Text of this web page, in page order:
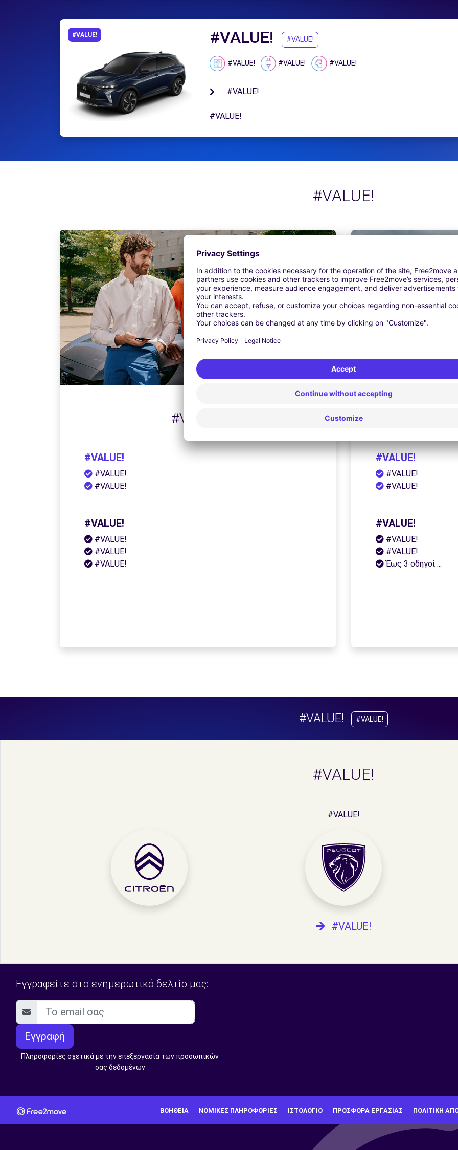
#VALUE! #VALUE! #VALUE!
#VALUE! #VALUE! #VALUE!
#VALUE!
#VALUE!
#VALUE!
#VALUE!
#VALUE!
#VALUE!
#VALUE!
#VALUE!
#VALUE!
#VALUE!
#VALUE!
#VALUE!
#VALUE!
#VALUE!
#VALUE!
#VALUE!
#VALUE!
Έως 3 οδηγοί ...
#VALUE! #VALUE!
#VALUE!
#VALUE!
#VALUE!
Εγγραφείτε στο ενημερωτικό δελτίο μας:
Εγγραφή
Πληροφορίες σχετικά με την επεξεργασία των προσωπικών
σας δεδομένων
ΒΟΉΘΕΙΑ ΝΟΜΙΚΈΣ ΠΛΗΡΟΦΟΡΊΕΣ ΙΣΤΟΛΌΓΙΟ ΠΡΟΣΦΟΡΆ ΕΡΓΑΣΊΑΣ ΠΟΛΙΤΙΚΉ